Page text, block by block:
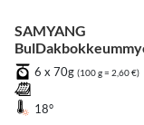
SAMYANG
Cup [Bündel]
6 x 70g (100 g = 2,60 €)
18°